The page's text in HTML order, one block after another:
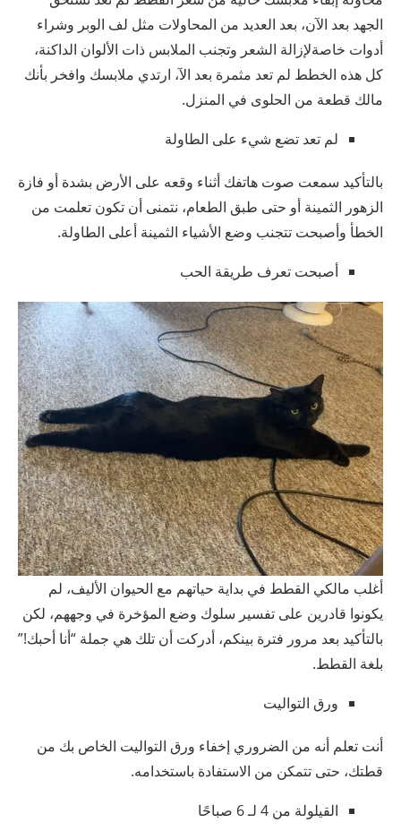
الجهد بعد الآن، بعد العديد من المحاولات مثل لف الوبر وشراء
أدوات خاصةلإزالة الشعر وتجنب الملابس ذات الألوان الداكنة،
كل هذه الخطط لم تعد مثمرة بعد الآ، ارتدي ملابسك وافخر بأنك
مالك قطعة من الحلوى في المنزل.
لم تعد تضع شيء على الطاولة
بالتأكيد سمعت صوت هاتفك أثناء وقعه على الأرض بشدة أو فازة
الزهور الثمينة أو حتى طبق الطعام، نتمنى أن تكون تعلمت من
الخطأ وأصبحت تتجنب وضع الأشياء الثمينة أعلى الطاولة.
أصبحت تعرف طريقة الحب
أغلب مالكي القطط في بداية حياتهم مع الحيوان الأليف، لم
يكونوا قادرين على تفسير سلوك وضع المؤخرة في وجههم، لكن
بالتأكيد بعد مرور فترة بينكم، أدركت أن تلك هي جملة “أنا أحبك!”
بلغة القطط.
ورق التواليت
أنت تعلم أنه من الضروري إخفاء ورق التواليت الخاص بك من
قطتك، حتى تتمكن من الاستفادة باستخدامه.
القيلولة من 4 لـ 6 صباحًا